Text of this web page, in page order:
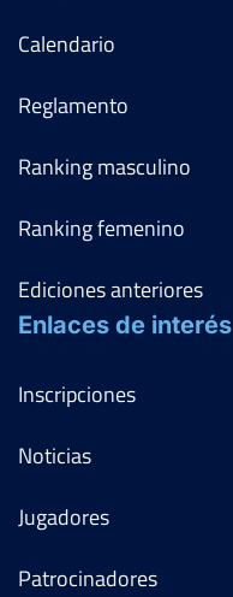
Calendario
Reglamento
Ranking masculino
Ranking femenino
Ediciones anteriores
Enlaces de interés
Inscripciones
Noticias
Jugadores
Patrocinadores